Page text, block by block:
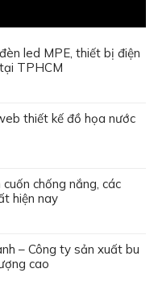
led MPE, thiết bị điện
TPHCM
thiết kế đồ họa nước
chống nắng, các
hiện nay
– Công ty sản xuất bu
cao